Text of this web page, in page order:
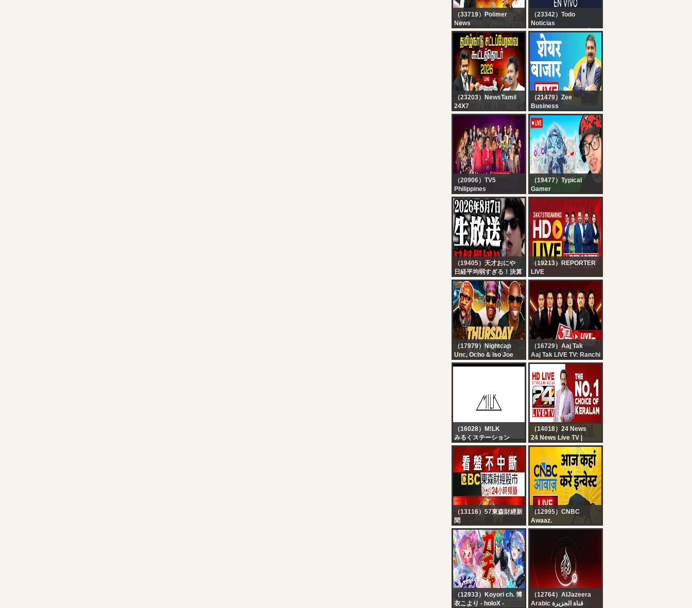
（33719）Polimer
News
?LIVE : CMVijay |
Udhayanidhi Stalin |
TNAssembly 2026 |
சட்டப்பேரவையில் இருந்து
நேரலை.. Mekedatu
（23342）Todo
Noticias
TN EN VIVO - SEGUÍ LA
TRANSMISIÓN EN VIVO
DE TODO NOTICIAS
（23203）NewsTamil
24X7
?LIVE : TN Assembly |
TVK | CM Vijay | தமிழக
சட்டப்பேரவை - 2026..
தொடர் நேரலை | TN
Budget
（21479）Zee
Business
First Trade 7th August
2026 : Zee Business
Live | Share Market
Live Updates | Stock
Market News
（20906）TV5
Philippines
TV5 Kapatid
Livestream | August 7,
2026 | Eat Bulaga LIVE
（19477）Typical
Gamer
? LIVE! - NEW
UPDATE!! HUNTING
RARE *GEM SPRITES*
in FORTNITE!
（19405）天才おにや
日経平均弱すぎる！決算
ウィークも終盤戦！！電
線こい！！追証やだ！ど
うなる半導体メモリーの
行く末は。え～普通に損
切りです。機関の皆さん
今日もお仕事頑張ってく
ださい！お昼の後場寄り
付き株ライブ生放送！！
（19213）REPORTER
LIVE
24x7 Reporter Live TV |
Kerala Rain Alert Live |
HD Streaming | Latest
Malayalam News |
Reporter
（17979）Nightcap
Unc, Ocho & Iso Joe
react to Panthers-
（16729）Aaj Tak
Aaj Tak LIVE TV: Ranchi
Student Protest |
Parliament Session |
PM Modi | Rahul Gandhi
| Hindi News
（16028）M!LK
みるくステーション
（14018）24 News
24 News Live TV |
Kerala Rain Live News
Updates | Malayalam
News Live | HD Live
Streaming | 24 News
（13116）57東森財經新
聞
【看盤不中斷】EBC東森
財經股市24小時直播｜
Taiwan EBC Financial
News 24hr Live｜台湾
EBC 金融ニュース24 時
間オンライン放送｜대만
뉴스 생방송
（12995）CNBC
Awaaz.
Stock Market Updates
Live: आज कहां करें इन्वेस्ट |
Business & Finance |
7th August 2026 |
CNBC Awaaz
（12933）Koyori ch. 博
衣こより - holoX -
（12764）AlJazeera
Arabic قناة الجزيرة